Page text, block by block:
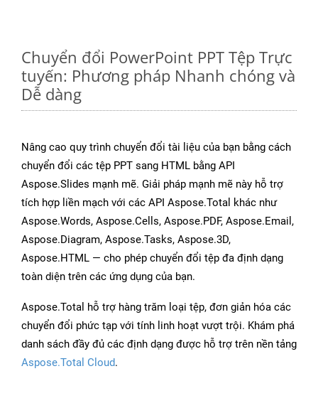
Chuyển đổi PowerPoint PPT Tệp Trực
tuyến: Phương pháp Nhanh chóng và
Dễ dàng
Nâng cao quy trình chuyển đổi tài liệu của bạn bằng cách
chuyển đổi các tệp PPT sang HTML bằng API
Aspose.Slides mạnh mẽ. Giải pháp mạnh mẽ này hỗ trợ
tích hợp liền mạch với các API Aspose.Total khác như
Aspose.Words, Aspose.Cells, Aspose.PDF, Aspose.Email,
Aspose.Diagram, Aspose.Tasks, Aspose.3D,
Aspose.HTML — cho phép chuyển đổi tệp đa định dạng
toàn diện trên các ứng dụng của bạn.
Aspose.Total hỗ trợ hàng trăm loại tệp, đơn giản hóa các
chuyển đổi phức tạp với tính linh hoạt vượt trội. Khám phá
danh sách đầy đủ các định dạng được hỗ trợ trên nền tảng
Aspose.Total Cloud.